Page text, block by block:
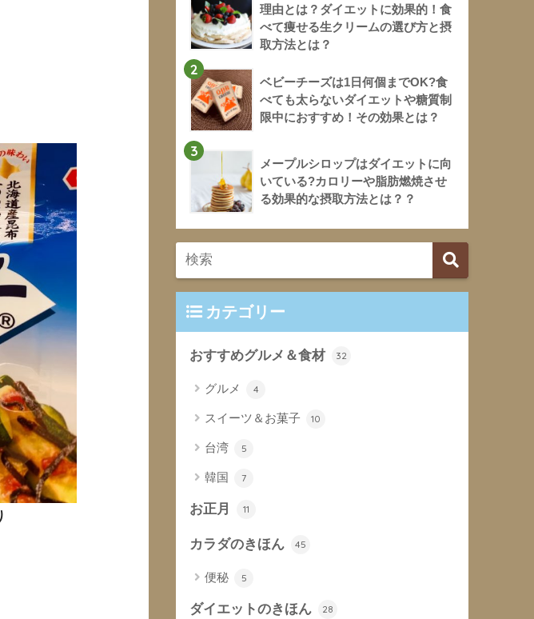
理由とは？ダイエットに効果的！食
べて痩せる生クリームの選び方と摂
取方法とは？
2
ベビーチーズは1日何個までOK?食
べても太らないダイエットや糖質制
限中におすすめ！その効果とは？
3
メープルシロップはダイエットに向
いている?カロリーや脂肪燃焼させ
る効果的な摂取方法とは？？
カテゴリー
おすすめグルメ＆食材 32
グルメ 4
スイーツ＆お菓子 10
台湾 5
韓国 7
お正月 11
カラダのきほん 45
便秘 5
ダイエットのきほん 28